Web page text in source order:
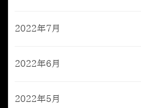
2022年7月
2022年6月
2022年5月